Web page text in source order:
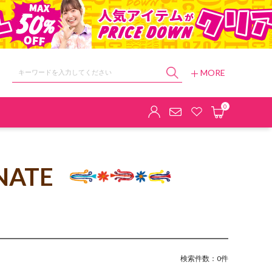
MORE
0
検索件数：0件